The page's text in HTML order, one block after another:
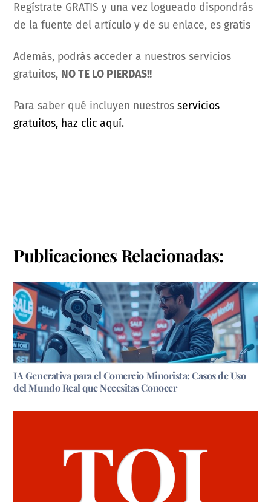
Regístrate GRATIS y una vez logueado dispondrás
de la fuente del artículo y de su enlace, es gratis
Además, podrás acceder a nuestros servicios
gratuitos, NO TE LO PIERDAS!!
Para saber qué incluyen nuestrosservicios
gratuitos, haz clic aquí.
Publicaciones Relacionadas:
IA Generativa para el Comercio Minorista: Casos de Uso
del Mundo Real que Necesitas Conocer